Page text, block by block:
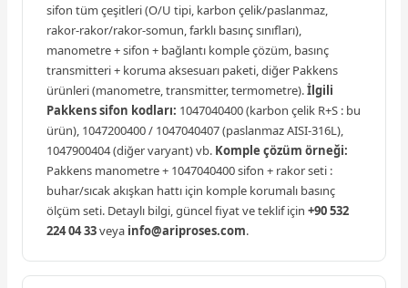
sifon tüm çeşitleri (O/U tipi, karbon çelik/paslanmaz,
rakor-rakor/rakor-somun, farklı basınç sınıfları),
manometre + sifon + bağlantı komple çözüm, basınç
transmitteri + koruma aksesuarı paketi, diğer Pakkens
ürünleri (manometre, transmitter, termometre).İlgili
Pakkens sifon kodları: 1047040400 (karbon çelik R+S : bu
ürün), 1047200400 / 1047040407 (paslanmaz AISI-316L),
1047900404 (diğer varyant) vb. Komple çözüm örneği:
Pakkens manometre + 1047040400 sifon + rakor seti :
buhar/sıcak akışkan hattı için komple korumalı basınç
ölçüm seti. Detaylı bilgi, güncel fiyat ve teklif için +90 532
224 04 33veya info@ariproses.com.